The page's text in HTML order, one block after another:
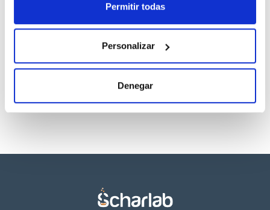
Permitir todas
Personalizar
Denegar
x 50 g
Envase
de vidrio